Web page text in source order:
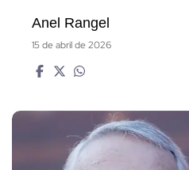
Anel Rangel
15 de abril de 2026